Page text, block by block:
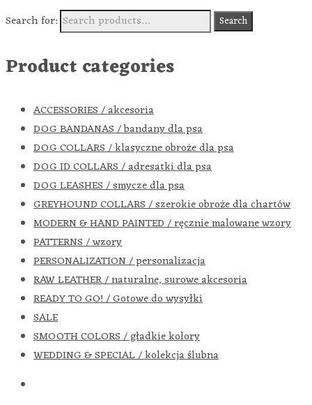
Search for:
Search
Product categories
ACCESSORIES / akcesoria
DOG BANDANAS / bandany dla psa
DOG COLLARS / klasyczne obroże dla psa
DOG ID COLLARS / adresatki dla psa
DOG LEASHES / smycze dla psa
GREYHOUND COLLARS / szerokie obroże dla chartów
MODERN & HAND PAINTED / ręcznie malowane wzory
PATTERNS / wzory
PERSONALIZATION / personalizacja
RAW LEATHER / naturalne, surowe akcesoria
READY TO GO! / Gotowe do wysyłki
SALE
SMOOTH COLORS / gładkie kolory
WEDDING & SPECIAL / kolekcja ślubna